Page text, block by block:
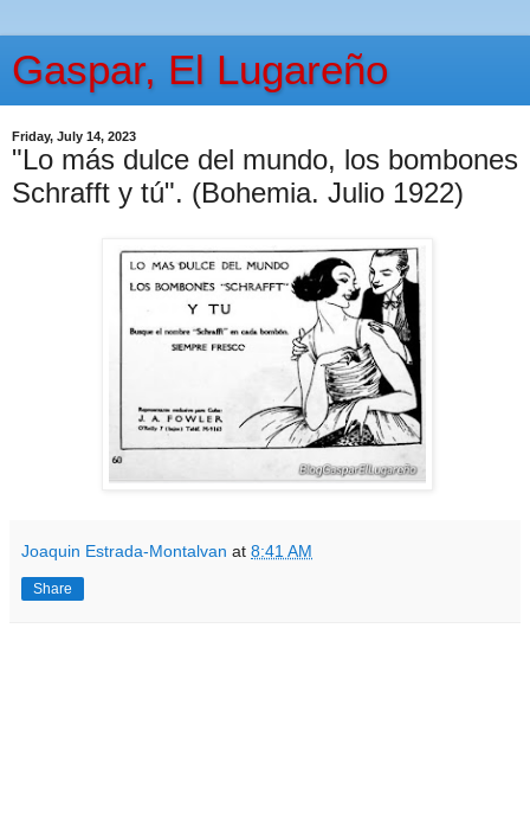
Gaspar, El Lugareño
Friday, July 14, 2023
"Lo más dulce del mundo, los bombones
Schrafft y tú". (Bohemia. Julio 1922)
Joaquin Estrada-Montalvan at 8:41 AM
Share